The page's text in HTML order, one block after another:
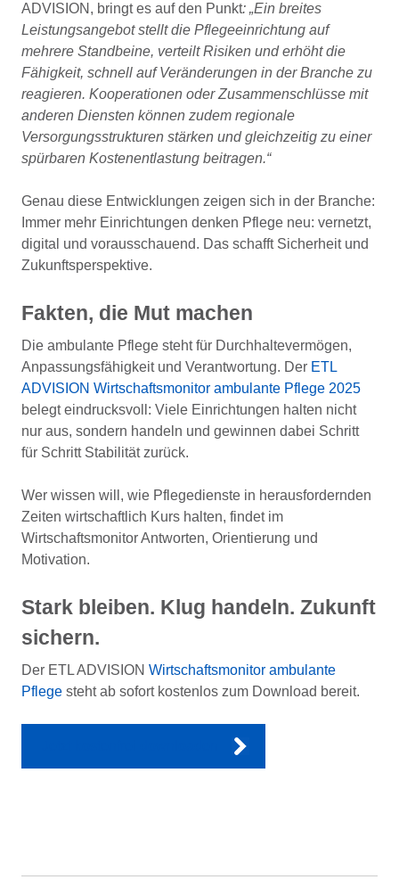
ADVISION, bringt es auf den Punkt: „Ein breites
Leistungsangebot stellt die Pflegeeinrichtung auf
mehrere Standbeine, verteilt Risiken und erhöht die
Fähigkeit, schnell auf Veränderungen in der Branche zu
reagieren. Kooperationen oder Zusammenschlüsse mit
anderen Diensten können zudem regionale
Versorgungsstrukturen stärken und gleichzeitig zu einer
spürbaren Kostenentlastung beitragen.“
Genau diese Entwicklungen zeigen sich in der Branche:
Immer mehr Einrichtungen denken Pflege neu: vernetzt,
digital und vorausschauend. Das schafft Sicherheit und
Zukunftsperspektive.
Fakten, die Mut machen
Die ambulante Pflege steht für Durchhaltevermögen,
Anpassungsfähigkeit und Verantwortung. Der ETL
ADVISION Wirtschaftsmonitor ambulante Pflege 2025
belegt eindrucksvoll: Viele Einrichtungen halten nicht
nur aus, sondern handeln und gewinnen dabei Schritt
für Schritt Stabilität zurück.
Wer wissen will, wie Pflegedienste in herausfordernden
Zeiten wirtschaftlich Kurs halten, findet im
Wirtschaftsmonitor Antworten, Orientierung und
Motivation.
Stark bleiben. Klug handeln. Zukunft
sichern.
Der ETL ADVISION Wirtschaftsmonitor ambulante
Pflege steht ab sofort kostenlos zum Download bereit.